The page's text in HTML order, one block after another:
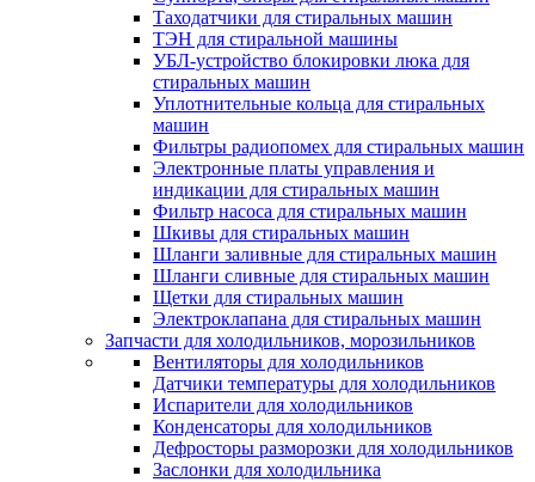
Таходатчики для стиральных машин
ТЭН для стиральной машины
УБЛ-устройство блокировки люка для
стиральных машин
Уплотнительные кольца для стиральных
машин
Фильтры радиопомех для стиральных машин
Электронные платы управления и
индикации для стиральных машин
Фильтр насоса для стиральных машин
Шкивы для стиральных машин
Шланги заливные для стиральных машин
Шланги сливные для стиральных машин
Щетки для стиральных машин
Электроклапана для стиральных машин
Запчасти для холодильников, морозильников
Вентиляторы для холодильников
Датчики температуры для холодильников
Испарители для холодильников
Конденсаторы для холодильников
Дефросторы разморозки для холодильников
Заслонки для холодильника